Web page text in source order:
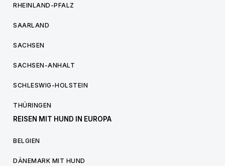
RHEINLAND-PFALZ
SAARLAND
SACHSEN
SACHSEN-ANHALT
SCHLESWIG-HOLSTEIN
THÜRINGEN
REISEN MIT HUND IN EUROPA
BELGIEN
DÄNEMARK MIT HUND